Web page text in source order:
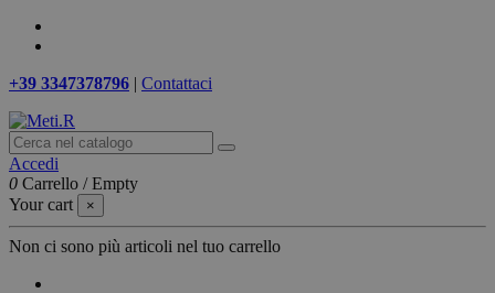
+39 3347378796 | Contattaci
Accedi
0 Carrello /Empty
Your cart
×
Non ci sono più articoli nel tuo carrello